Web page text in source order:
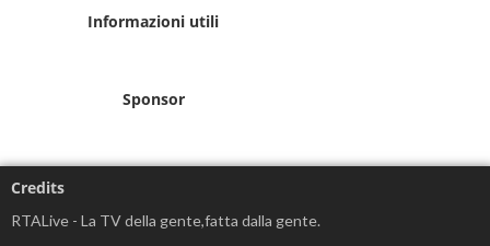
Informazioni utili
Sponsor
Credits
RTALive - La TV della gente,fatta dalla gente.